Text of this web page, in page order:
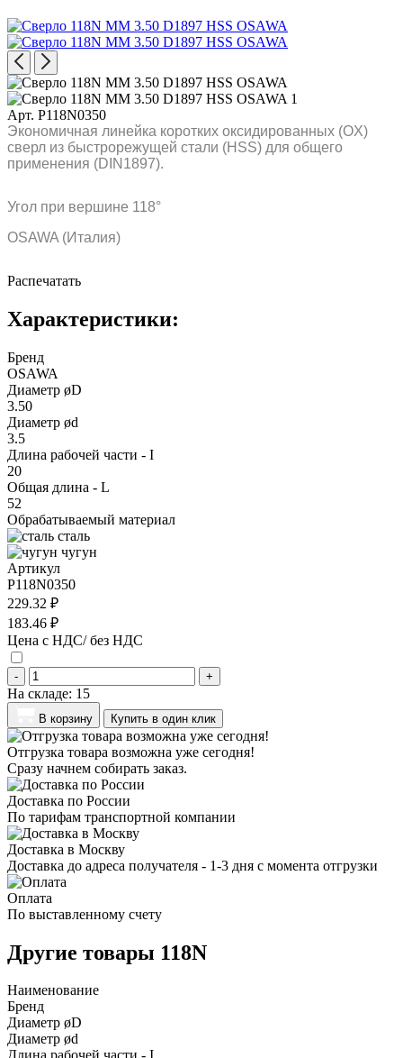
Арт. P118N0350
Экономичная линейка коротких оксидированных (OX)
сверл из быстрорежущей стали (HSS) для общего
применения (DIN1897).
Угол при вершине 118°
OSAWA (Италия)
Распечатать
Характеристики:
Бренд
OSAWA
Диаметр øD
3.50
Диаметр ød
3.5
Длина рабочей части - I
20
Общая длина - L
52
Обрабатываемый материал
сталь
чугун
Артикул
P118N0350
229.32 ₽
183.46 ₽
Цена с НДС/ без НДС
- +
На складе: 15
В корзину Купить в один клик
Отгрузка товара возможна уже сегодня!
Сразу начнем собирать заказ.
Доставка по России
По тарифам транспортной компании
Доставка в Москву
Доставка до адреса получателя - 1-3 дня с момента отгрузки
Оплата
По выставленному счету
Другие товары 118N
Наименование
Бренд
Диаметр øD
Диаметр ød